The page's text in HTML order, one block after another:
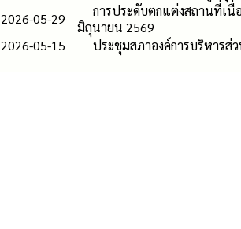
2026-05-29
การประดับตกแต่งสถานที่เนื่
มิถุนายน 2569
2026-05-15
ประชุมสภาองค์การบริหาร